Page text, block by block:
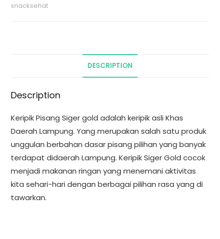
snacksehat
DESCRIPTION
Description
Keripik Pisang Siger gold adalah keripik asli Khas
Daerah Lampung. Yang merupakan salah satu produk
unggulan berbahan dasar pisang pilihan yang banyak
terdapat didaerah Lampung. Keripik Siger Gold cocok
menjadi makanan ringan yang menemani aktivitas
kita sehari-hari dengan berbagai pilihan rasa yang di
tawarkan.